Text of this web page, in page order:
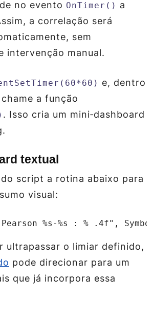
no evento OnTimer() a
a correlação será
sem
intervenção manual.
e, dentro
chame a função
. Isso cria um mini‑dashboard
textual
script a rotina abaixo para
visual:
%s‑%s : % .4f",
ultrapassar o limiar definido,
pode direcionar para um
que já incorpora essa